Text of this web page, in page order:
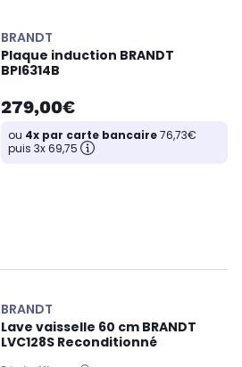
BRANDT
Plaque induction BRANDT
BPI6314B
279,00€
ou 4x par carte bancaire76,73€
puis 3x 69,75
BRANDT
Lave vaisselle 60 cm BRANDT
LVC128S Reconditionné